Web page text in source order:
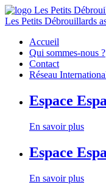
Les Petits Débrouillards
Accueil
Qui sommes-nous ?
Contact
Réseau
Espace
En savoir plus
Espace
En savoir plus